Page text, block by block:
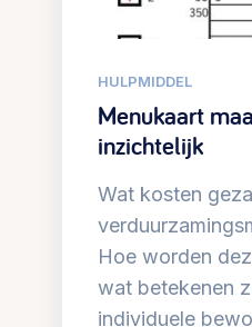
HULPMIDDEL
Menukaart
inzichtelijk
Wat kosten
Hoe worden
wat betekenen
individuele